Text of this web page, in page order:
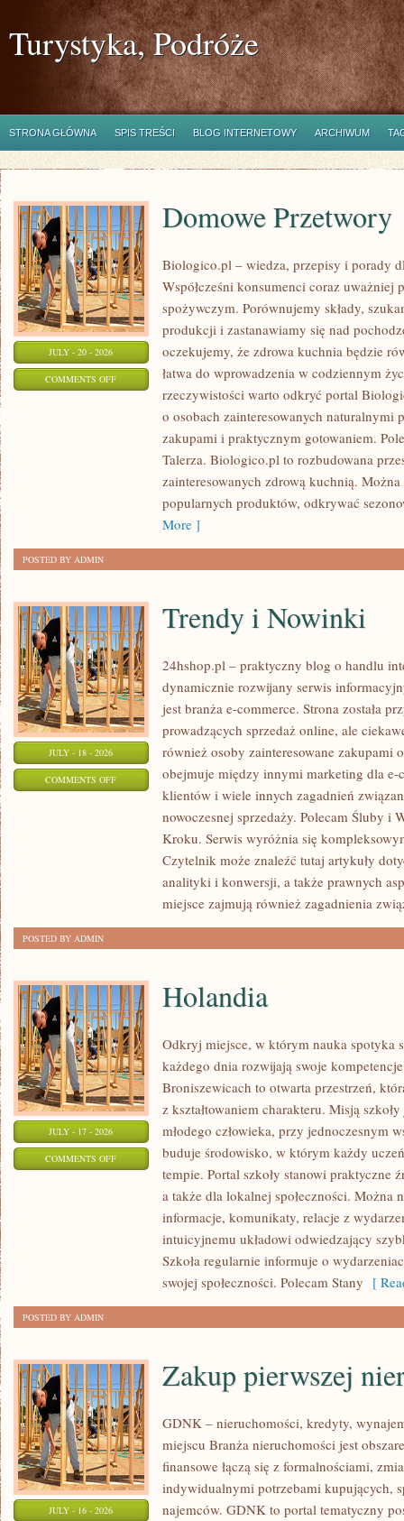
Turystyka, Podróże
STRONA GŁÓWNA SPIS TREŚCI BLOG INTERNETOWY ARCHIWUM
JULY - 20 - 2026
COMMENTS OFFON
PRZETWORY
Domowe Przetwory
Biologico.pl – wiedza, przepisy i porady
Współcześni konsumenci coraz uważniej
spożywczym. Porównujemy składy,
produkcji i zastanawiamy się nad
oczekujemy, że zdrowa kuchnia będzie
łatwa do wprowadzenia w codziennym
rzeczywistości warto odkryć portal
o osobach zainteresowanych naturalnymi
zakupami i praktycznym gotowaniem.
Talerza. Biologico.pl to rozbudowana
zainteresowanych zdrową kuchnią.
popularnych produktów, odkrywać
More ]
POSTED BY ADMIN
JULY - 18 - 2026
COMMENTS OFFON
Trendy i Nowinki
24hshop.pl – praktyczny blog o handlu
dynamicznie rozwijany serwis
jest branża e-commerce. Strona została
prowadzących sprzedaż online, ale
również osoby zainteresowane zakupami
obejmuje między innymi marketing dla e-
klientów i wiele innych zagadnień
nowoczesnej sprzedaży. Polecam Śluby i
Kroku. Serwis wyróżnia się
Czytelnik może znaleźć tutaj artykuły
analityki i konwersji, a także prawnych
miejsce zajmują również zagadnienia
POSTED BY ADMIN
JULY - 17 - 2026
COMMENTS OFFON
Holandia
Odkryj miejsce, w którym nauka spotyka
każdego dnia rozwijają swoje
Broniszewicach to otwarta przestrzeń,
z kształtowaniem charakteru. Misją
młodego człowieka, przy jednoczesnym
buduje środowisko, w którym każdy
tempie. Portal szkoły stanowi praktyczne
a także dla lokalnej społeczności. Można
informacje, komunikaty, relacje z
intuicyjnemu układowi odwiedzający
Szkoła regularnie informuje o
swojej społeczności. Polecam Stany [
POSTED BY ADMIN
JULY - 16 - 2026
Zakup pierwszej
GDNK – nieruchomości, kredyty,
miejscu Branża nieruchomości jest
finansowe łączą się z formalnościami,
indywidualnymi potrzebami kupujących,
najemców. GDNK to portal tematyczny